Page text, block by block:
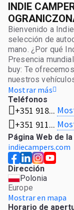
INDIE
Bienvenido a
selección de
mano. ¿Por qué
Presencia
buy: Te
nuestros
Garantía de
clientes
en la ubicación
vehículos por toda
¡Soluciones
Ofrecemos
especiales para
¡Encuentra ahora
próxima aventura
Mostrar más
Teléfonos
+351 918...
+351 911...
Página Web de
indiecampers.com
Dirección
Polonia
Europe
Mostrar en mapa
Horario de